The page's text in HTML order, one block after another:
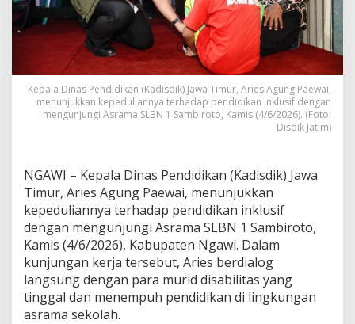
u
n
P
w
a
j
u
n
g
i
A
s
r
a
Kepala Dinas Pendidikan (Kadisdik) Jawa Timur, Aries Agung Paewai,
menunjukkan kepeduliannya terhadap pendidikan inklusif dengan
mengunjungi Asrama SLBN 1 Sambiroto, Kamis (4/6/2026). (Foto:
Disdik Jatim)
NGAWI – Kepala Dinas Pendidikan (Kadisdik) Jawa
Timur, Aries Agung Paewai, menunjukkan
kepeduliannya terhadap pendidikan inklusif
dengan mengunjungi Asrama SLBN 1 Sambiroto,
Kamis (4/6/2026), Kabupaten Ngawi. Dalam
kunjungan kerja tersebut, Aries berdialog
langsung dengan para murid disabilitas yang
tinggal dan menempuh pendidikan di lingkungan
asrama sekolah.